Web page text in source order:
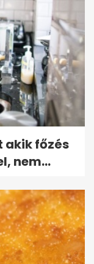
akik főzés
nem...